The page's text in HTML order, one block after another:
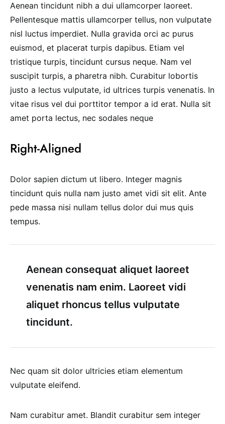
Aenean tincidunt nibh a dui ullamcorper laoreet.
Pellentesque mattis ullamcorper tellus, non vulputate
nisl luctus imperdiet. Nulla gravida orci ac purus
euismod, et placerat turpis dapibus. Etiam vel
tristique turpis, tincidunt cursus neque. Nam vel
suscipit turpis, a pharetra nibh. Curabitur lobortis
justo a lectus vulputate, id ultrices turpis venenatis. In
vitae risus vel dui porttitor tempor a id erat. Nulla sit
amet porta lectus, nec sodales neque
Right-Aligned
Dolor sapien dictum ut libero. Integer magnis
tincidunt quis nulla nam justo amet vidi sit elit. Ante
pede massa nisi nullam tellus dolor dui mus quis
tempus.
Aenean consequat aliquet laoreet
venenatis nam enim. Laoreet vidi
aliquet rhoncus tellus vulputate
tincidunt.
Nec quam sit dolor ultricies etiam elementum
vulputate eleifend.
Nam curabitur amet. Blandit curabitur sem integer